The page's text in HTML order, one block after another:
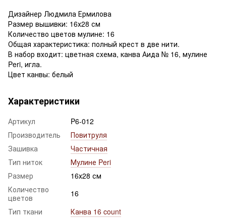
Дизайнер Людмила Ермилова
Размер вышивки: 16х28 см
Количество цветов мулине: 16
Общая характеристика: полный крест в две нити.
В набор входит: цветная схема, канва Аида № 16, мулине
Peri, игла.
Цвет канвы: белый
Характеристики
Артикул
P6-012
Производитель
Повитруля
Зашивка
Частичная
Тип ниток
Мулине Peri
Размер
16х28 см
Количество
цветов
16
Тип ткани
Канва 16 count